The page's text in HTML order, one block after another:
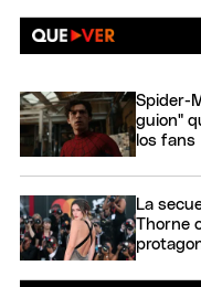
Spider-
guion"
los fans
La
Thorne